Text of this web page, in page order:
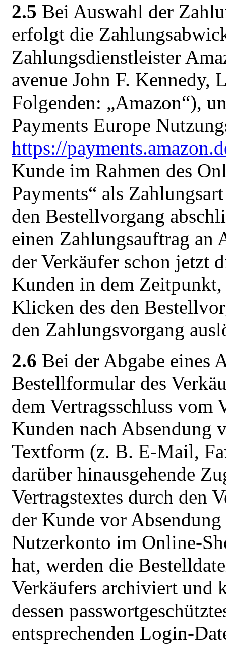
2.5 Bei Auswahl der
erfolgt die
Zahlungsdienstleister
avenue John F.
Folgenden: „Amazon“),
Payments Europe
https://
Kunde im Rahmen des
Payments“ als
den Bestellvorgang
einen Zahlungsauftrag an
der Verkäufer schon jetzt
Kunden in dem
Klicken des den
den Zahlungsvorgang
2.6 Bei der Abgabe eines
Bestellformular des
dem Vertragsschluss vom
Kunden nach Absendung
Textform (z. B. E-Mail,
darüber hinausgehende
Vertragstextes durch den
der Kunde vor
Nutzerkonto im Online-
hat, werden die
Verkäufers archiviert und
dessen
entsprechenden Login-